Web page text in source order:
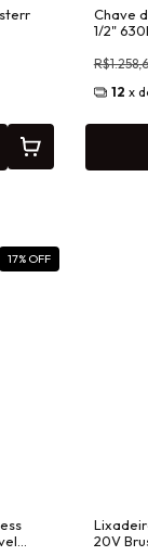
Chave
1/2"
12 x
17% OFF
20V